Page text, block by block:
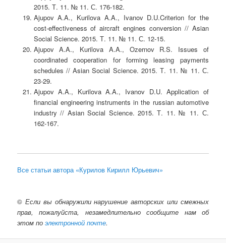
2015. Т. 11. № 11. С. 176-182.
Ajupov A.A., Kurilova A.A., Ivanov D.U.Criterion for the
cost-effectiveness of aircraft engines conversion // Asian
Social Science. 2015. Т. 11. № 11. С. 12-15.
Ajupov A.A., Kurilova A.A., Ozernov R.S. Issues of
coordinated cooperation for forming leasing payments
schedules // Asian Social Science. 2015. Т. 11. № 11. С.
23-29.
Ajupov A.A., Kurilova A.A., Ivanov D.U. Application of
financial engineering instruments in the russian automotive
industry // Asian Social Science. 2015. Т. 11. № 11. С.
162-167.
Все статьи автора «Курилов Кирилл Юрьевич»
© Если вы обнаружили нарушение авторских или смежных
прав, пожалуйста, незамедлительно сообщите нам об
этом поэлектронной почте.